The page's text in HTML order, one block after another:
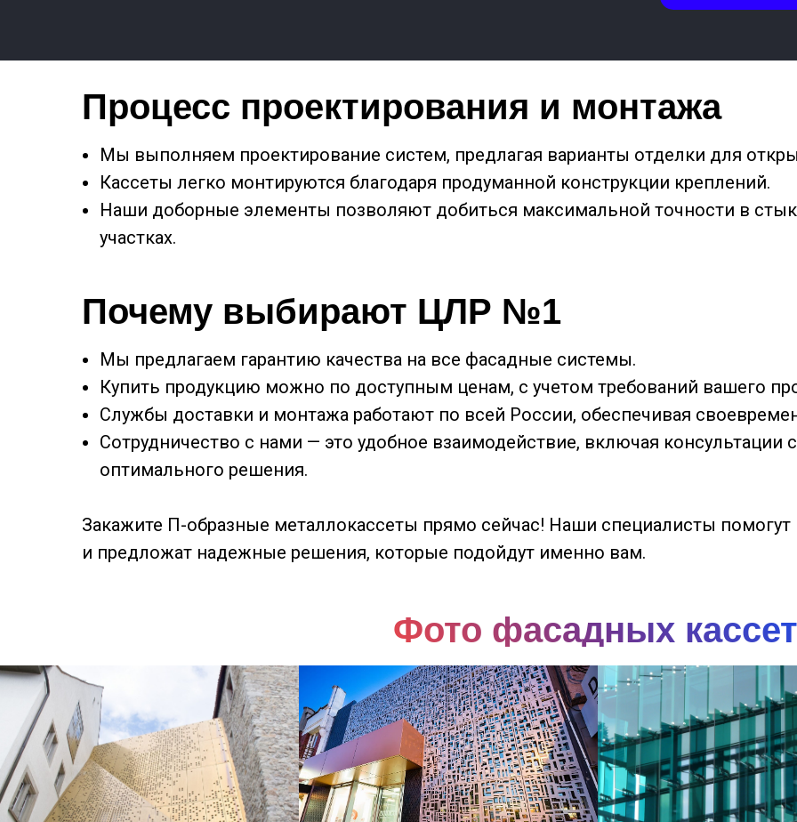
Процесс проектирования и монтажа
Мы выполняем проектирование систем, предлагая варианты отделки для
Кассеты легко монтируются благодаря продуманной конструкции креплений.
Наши доборные элементы позволяют добиться максимальной точности в
участках.
Почему выбирают ЦЛР №1
Мы предлагаем гарантию качества на все фасадные системы.
Купить продукцию можно по доступным ценам, с учетом требований вашего
Службы доставки и монтажа работают по всей России, обеспечивая
Сотрудничество с нами — это удобное взаимодействие, включая
оптимального решения.
Закажите П-образные металлокассеты прямо сейчас! Наши специалисты
и предложат надежные решения, которые подойдут именно вам.
Фото фасадных кассет